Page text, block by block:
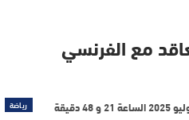
مع الفرنسي
رياضة